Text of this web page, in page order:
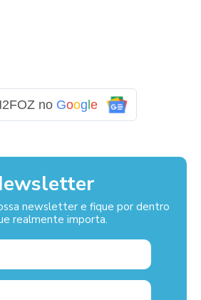
no Goog e
newsletter e fique por dentro
realmente importa.